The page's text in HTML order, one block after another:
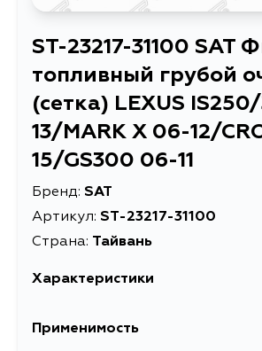
ST-23217-31100 SAT
топливный грубой
(сетка) LEXUS
13/MARK X 06-12/
15/GS300 06-11
Бренд: SAT
Артикул: ST-23217-31100
Страна: Тайвань
Характеристики
Применимость